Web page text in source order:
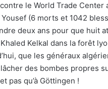
contre le World Trade
(6 morts et 1042
deux ans pour que huit
Kelkal dans la forêt
que les généraux
des bombes propres
pas qu’à Göttingen !